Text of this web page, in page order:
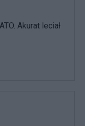
Akurat leciał